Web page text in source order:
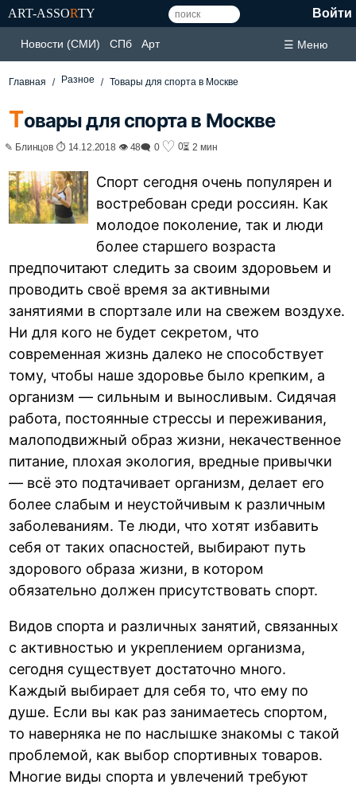
ART-ASSORTY Войти
Новости (СМИ) СПб Арт ☰ Меню
Главная Разное Товары для спорта в Москве
Товары для спорта в Москве
✎ Блинцов ⏱ 14.12.2018 👁 48🗨 0 ♡ 0⏳ 2 мин
Спорт сегодня очень популярен и
востребован среди россиян. Как
молодое поколение, так и люди
более старшего возраста
предпочитают следить за своим здоровьем и
проводить своё время за активными
занятиями в спортзале или на свежем воздухе.
Ни для кого не будет секретом, что
современная жизнь далеко не способствует
тому, чтобы наше здоровье было крепким, а
организм — сильным и выносливым. Сидячая
работа, постоянные стрессы и переживания,
малоподвижный образ жизни, некачественное
питание, плохая экология, вредные привычки
— всё это подтачивает организм, делает его
более слабым и неустойчивым к различным
заболеваниям. Те люди, что хотят избавить
себя от таких опасностей, выбирают путь
здорового образа жизни, в котором
обязательно должен присутствовать спорт.
Видов спорта и различных занятий, связанных
с активностью и укреплением организма,
сегодня существует достаточно много.
Каждый выбирает для себя то, что ему по
душе. Если вы как раз занимаетесь спортом,
то наверняка не по наслышке знакомы с такой
проблемой, как выбор спортивных товаров.
Многие виды спорта и увлечений требуют